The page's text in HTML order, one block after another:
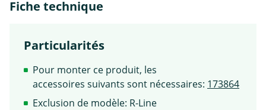
Fiche technique
Particularités
Pour monter ce produit, les
accessoires suivants sont nécessaires: 173864
Exclusion de modèle: R-Line